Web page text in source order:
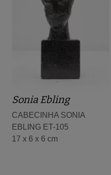
Sonia Ebling
CABECINHA SONIA
EBLING ET-105
17 x 6 x 6 cm